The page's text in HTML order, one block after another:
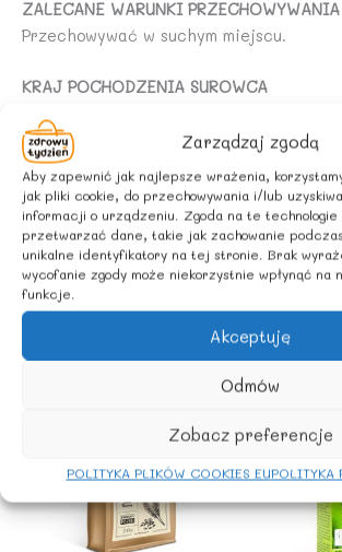
Zarządzaj zgodą
Aby zapewnić jak najlepsze wrażenia,
jak pliki cookie, do przechowywania i/lub
informacji o urządzeniu. Zgoda na te technologie
przetwarzać dane, takie jak zachowanie
unikalne identyfikatory na tej stronie. Brak
wycofanie zgody może niekorzystnie wpłynąć na
funkcje.
Akceptuję
Odmów
Zobacz preferencje
POLITYKA PLIKÓW COOKIES EUPOLITYKA
ZALECANE WARUNKI PRZECHOWYWANIA
Przechowywać w suchym miejscu.
KRAJ POCHODZENIA SUROWCA
POLSKA
Zrównoważony sposób żywienia i
podstawą zapewnienia prawidłowego
organizmu.
Podobne produkty